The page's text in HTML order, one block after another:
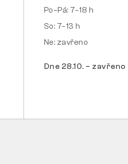
Po–Pá: 7–18 h
So: 7–13 h
Ne: zavřeno
Dne 28.10. –